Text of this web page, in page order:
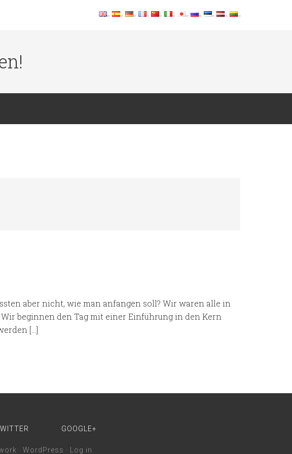
aber nicht, wie man anfangen soll? Wir waren alle in
beginnen den Tag mit einer Einführung in den Kern
[…]
GOOGLE+
· WordPress · Log in